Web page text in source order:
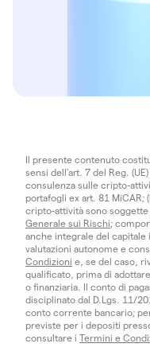
Il presente contenuto
sensi dell'art. 7 del Reg.
consulenza sulle cripto-
portafogli ex art. 81 MiCAR;
cripto-attività sono
Generale sui Rischi;
anche integrale del capitale
valutazioni autonome e
Condizioni e, se del caso,
qualificato, prima di
o finanziaria. Il conto di
disciplinato dal D.Lgs. 11/
conto corrente bancario;
previste per i depositi
consultare i Termini e